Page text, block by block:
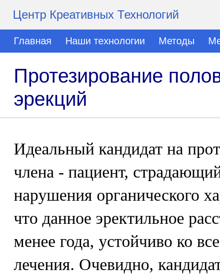
Центр Креативных Технологий
Главная Наши технологии Методы
Протезирование
эрекций
Идеальный кандидат на
члена - пациент,
нарушения органического
что данное эректильное
менее года, устойчиво ко
лечения. Очевидно,